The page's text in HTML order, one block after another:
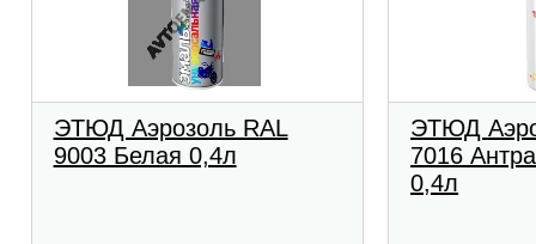
ЭТЮД Аэрозоль RAL
9003 Белая 0,4л
ЭТЮД
7016
0,4л